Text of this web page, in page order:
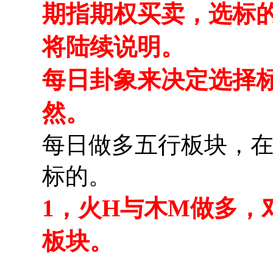
期指期权买卖，选标
将陆续说明。
每日卦象来决定选择
然。
每日做多五行板块，
标的。
1，火H与木M做多，
板块。